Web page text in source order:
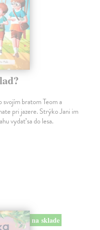
bratom Teom a
pri jazere. Strýko Jani im
vydať sa do lesa.
na sklade